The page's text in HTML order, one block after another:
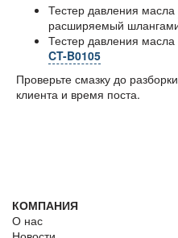
Тестер давления масла
расширяемый
Тестер давления масла
CT-B0105
Проверьте смазку до
клиента и время поста.
КОМПАНИЯ
О нас